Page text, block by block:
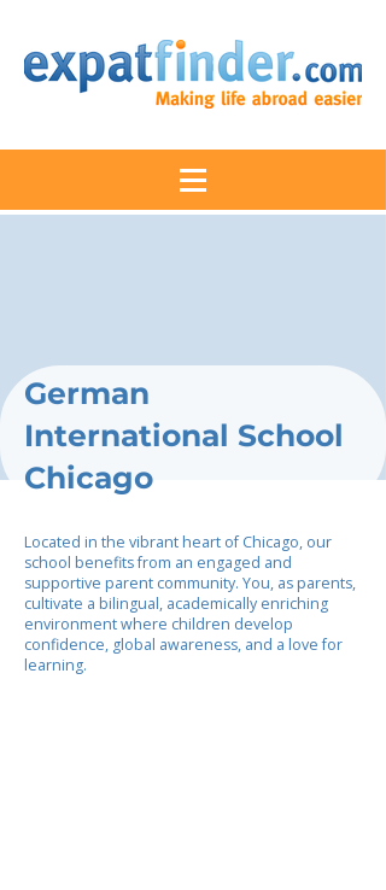
German
International School
Chicago
Located in the vibrant heart of Chicago, our
school benefits from an engaged and
supportive parent community. You, as parents,
cultivate a bilingual, academically enriching
environment where children develop
confidence, global awareness, and a love for
learning.